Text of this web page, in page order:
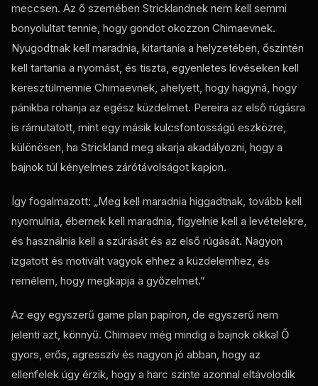
meccsen. Az ő szemében Stricklandnek nem kell semmi
bonyolultat tennie, hogy gondot okozzon Chimaevnek.
Nyugodtnak kell maradnia, kitartania a helyzetében, őszintén
kell tartania a nyomást, és tiszta, egyenletes lövéseken kell
keresztülmennie Chimaevnek, ahelyett, hogy hagyná, hogy
pánikba rohanja az egész küzdelmet. Pereira az első rúgásra
is rámutatott, mint egy másik kulcsfontosságú eszközre,
különösen, ha Strickland meg akarja akadályozni, hogy a
bajnok túl kényelmes zárótávolságot kapjon.
Így fogalmazott: „Meg kell maradnia higgadtnak, tovább kell
nyomulnia, ébernek kell maradnia, figyelnie kell a levételekre,
és használnia kell a szúrását és az első rúgását. Nagyon
izgatott és motivált vagyok ehhez a küzdelemhez, és
remélem, hogy megkapja a győzelmet.”
Az egy egyszerű game plan papíron, de egyszerű nem
jelenti azt, könnyű. Chimaev még mindig a bajnok okkal Ő
gyors, erős, agresszív és nagyon jó abban, hogy az
ellenfelek úgy érzik, hogy a harc szinte azonnal eltávolodik